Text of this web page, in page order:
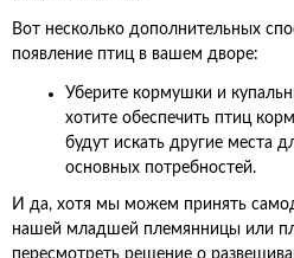
Вот несколько дополнительных
появление птиц в вашем дворе:
Уберите кормушки и
хотите обеспечить птиц
будут искать другие места
основных потребностей.
И да, хотя мы можем принять
нашей младшей племянницы или
пересмотреть решение о